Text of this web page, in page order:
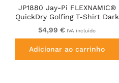
JP1880 Jay-Pi FLEXNAMIC®
QuickDry Golfing T-Shirt Dark
Navy
54,99 € IVA incluído
Adicionar ao carrinho